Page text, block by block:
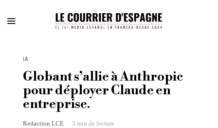
IA
Globant s’allie à Anthropic
pour déployer Claude en
entreprise.
Redaction LCE 3 min de lecture